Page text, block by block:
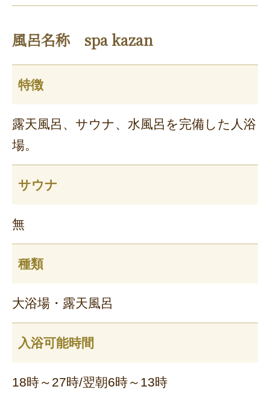
風呂名称 spa kazan
特徴
露天風呂、サウナ、水風呂を完備した人浴
場。
サウナ
無
種類
大浴場・露天風呂
入浴可能時間
18時～27時/翌朝6時～13時